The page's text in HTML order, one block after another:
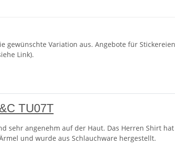
gewünschte Variation aus. Angebote für
Link).
TU07T
sehr angenehm auf der Haut. Das Herren Shirt
und wurde aus Schlauchware hergestellt.